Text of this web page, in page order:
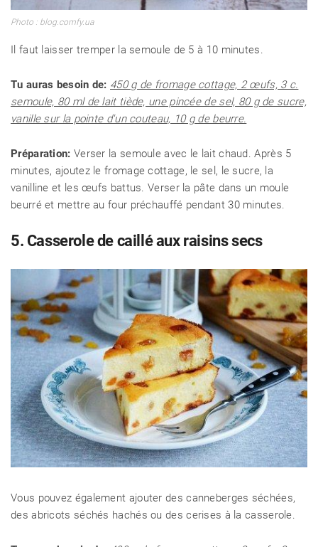
Photo : blog.comfy.ua
Il faut laisser tremper la semoule de 5 à 10 minutes.
Tu auras besoin de: 450 g de fromage cottage, 2 œufs, 3 c.
semoule, 80 ml de lait tiède, une pincée de sel, 80 g de sucre,
vanille sur la pointe d'un couteau, 10 g de beurre.
Préparation: Verser la semoule avec le lait chaud. Après 5
minutes, ajoutez le fromage cottage, le sel, le sucre, la
vanilline et les œufs battus. Verser la pâte dans un moule
beurré et mettre au four préchauffé pendant 30 minutes.
5. Casserole de caillé aux raisins secs
Vous pouvez également ajouter des canneberges séchées,
des abricots séchés hachés ou des cerises à la casserole.